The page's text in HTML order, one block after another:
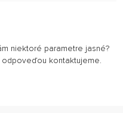
niektoré parametre jasné?
odpoveďou kontaktujeme.